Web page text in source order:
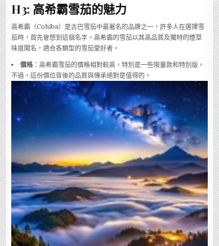
霸
到
村
雪，
在
這
H3: 高希霸雪茄的魅力
高希霸（Cohiba）是古巴雪茄中最著名的品牌之一，許多人在選擇雪
茄時，首先會想到這個名字。高希霸的雪茄以其高品質及獨特的煙草
味道聞名，適合各類型的雪茄愛好者。
價格 ：高希霸雪茄的價格相對較高，特別是一些限量款和特別版。
不過，這份價位背後的品質與傳承絕對是值得的。